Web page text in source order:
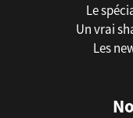
Le
Un vrai
Les